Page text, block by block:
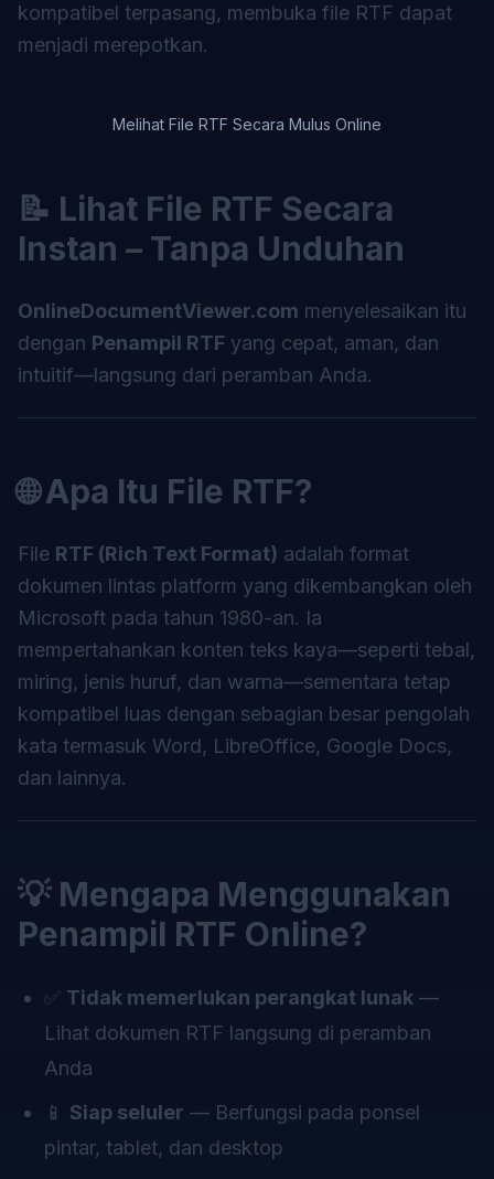
kompatibel terpasang, membuka file RTF dapat
menjadi merepotkan.
Melihat File RTF Secara Mulus Online
📝 Lihat File RTF Secara
Instan – Tanpa Unduhan
OnlineDocumentViewer.com menyelesaikan itu
dengan Penampil RTF yang cepat, aman, dan
intuitif—langsung dari peramban Anda.
🌐 Apa Itu File RTF?
File RTF (Rich Text Format) adalah format
dokumen lintas platform yang dikembangkan oleh
Microsoft pada tahun 1980-an. Ia
mempertahankan konten teks kaya—seperti tebal,
miring, jenis huruf, dan warna—sementara tetap
kompatibel luas dengan sebagian besar pengolah
kata termasuk Word, LibreOffice, Google Docs,
dan lainnya.
💡 Mengapa Menggunakan
Penampil RTF Online?
✅ Tidak memerlukan perangkat lunak —
Lihat dokumen RTF langsung di peramban
Anda
📱 Siap seluler — Berfungsi pada ponsel
pintar, tablet, dan desktop